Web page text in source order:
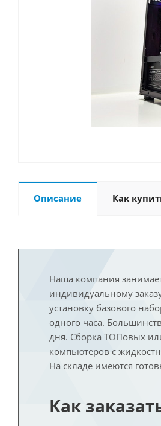
Описание Как
Наша компания
индивидуальному
установку базового
одного часа.
дня. Сборка ТОПовых
компьютеров с
На складе имеются
Как